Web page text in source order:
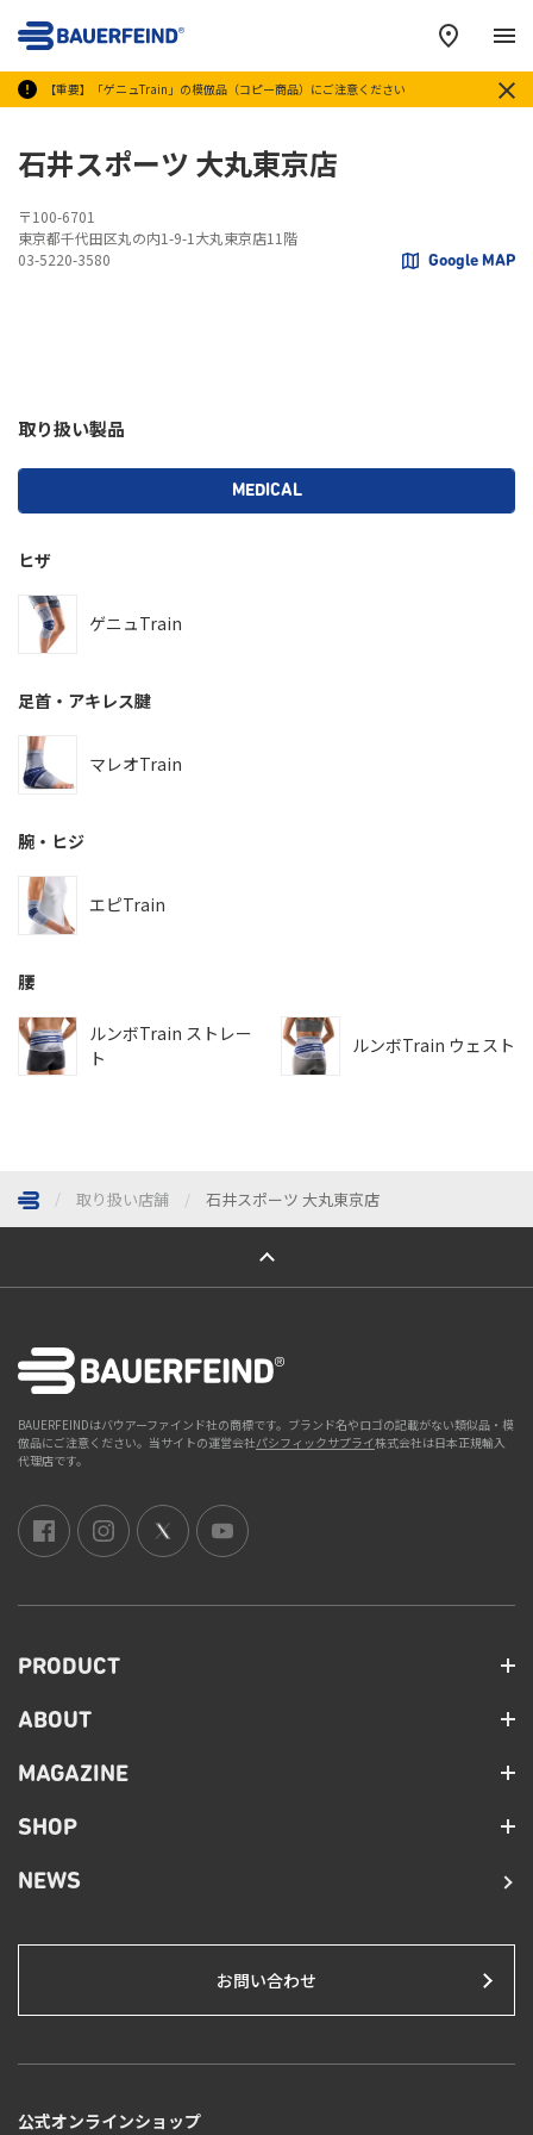
【重要】「ゲニュTrain」の模倣品（コピー商品）にご注意ください
メ
石井スポーツ 大丸東京店
〒100-6701
東京都千代田区丸の内1-9-1大丸東京店11階
03-5220-3580
Google MAP
取り扱い製品
MEDICAL
ヒザ
ゲニュTrain
足首・アキレス腱
マレオTrain
腕・ヒジ
エピTrain
腰
ルンボTrain ストレー
ト
ルンボTrain ウェスト
取り扱い店舗 石井スポーツ 大丸東京店
ページトップへ
BAUERFEINDはバウアーファインド社の商標です。ブランド名やロゴの記載がない類似品・模
倣品にご注意ください。当サイトの運営会社パシフィックサプライ株式会社は日本正規輸入
代理店です。
PRODUCT
ABOUT
MAGAZINE
SHOP
NEWS
お問い合わせ
公式オンラインショップ